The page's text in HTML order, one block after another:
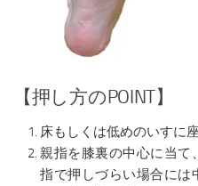
【押し方のPOINT】
床もしくは低めのいすに
親指を膝裏の中心に当て
指で押しづらい場合には